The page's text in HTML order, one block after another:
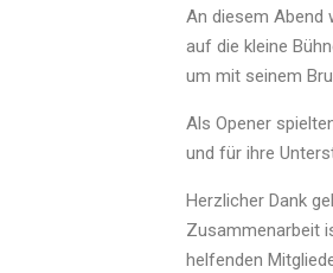
An diesem Abend
auf die kleine
um mit seinem
Als Opener
und für ihre
Herzlicher Dank
Zusammenarbeit
helfenden